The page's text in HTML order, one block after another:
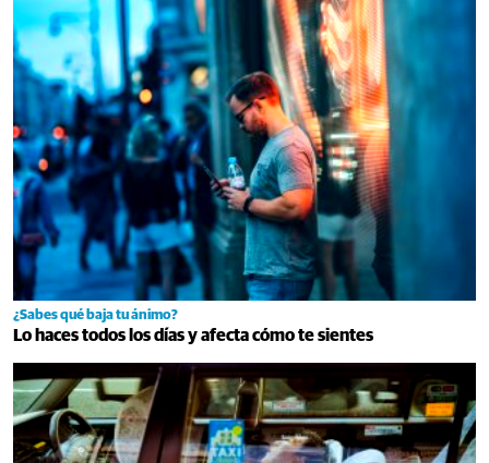
¿Sabes qué baja tu ánimo?
Lo haces todos los días y afecta cómo te sientes